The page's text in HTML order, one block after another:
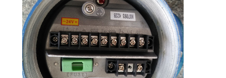
иридий
химических средах, кроме соли
аммония.